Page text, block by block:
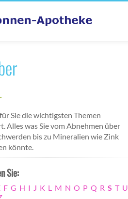
Sie die wichtigsten Themen
Alles was Sie vom Abnehmen über
bis zu Mineralien wie Zink
könnte.
Sie:
F G H I J K L M N O P Q R S T U